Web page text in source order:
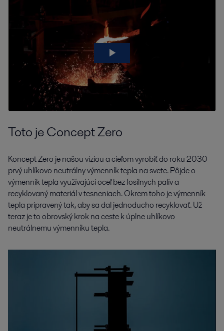
This is Concept Zero
Toto je Concept Zero
Koncept Zero je našou víziou a cieľom vyrobiť do roku 2030
prvý uhlíkovo neutrálny výmenník tepla na svete. Pôjde o
výmenník tepla využívajúci oceľ bez fosílnych palív a
recyklovaný materiál v tesneniach. Okrem toho je výmenník
tepla pripravený tak, aby sa dal jednoducho recyklovať. Už
teraz je to obrovský krok na ceste k úplne uhlíkovo
neutrálnemu výmenníku tepla.